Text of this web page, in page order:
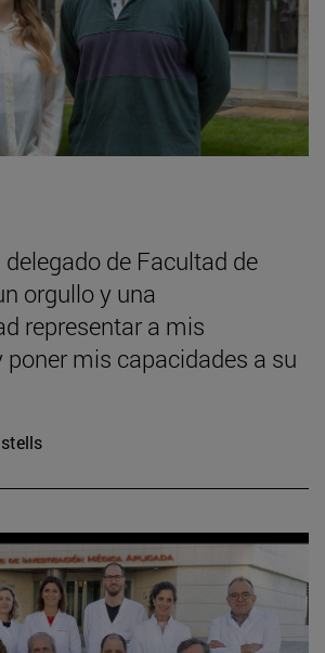
de Facultad de
orgullo y una
representar a mis
mis capacidades a su